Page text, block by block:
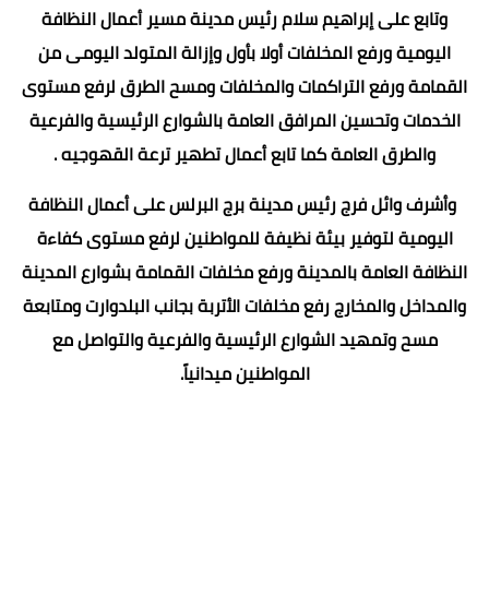
وتابع على إبراهيم سلام رئيس مدينة مسير أعمال النظافة
اليومية ورفع المخلفات أولا بأول وإزالة المتولد اليومى من
القمامة ورفع التراكمات والمخلفات ومسح الطرق لرفع مستوى
الخدمات وتحسين المرافق العامة بالشوارع الرئيسية والفرعية
والطرق العامة كما تابع أعمال تطهير ترعة القهوجيه .
وأشرف وائل فرج رئيس مدينة برج البرلس على أعمال النظافة
اليومية لتوفير بيئة نظيفة للمواطنين لرفع مستوى كفاءة
النظافة العامة بالمدينة ورفع مخلفات القمامة بشوارع المدينة
والمداخل والمخارج رفع مخلفات الأتربة بجانب البلدوارت ومتابعة
مسح وتمهيد الشوارع الرئيسية والفرعية والتواصل مع
المواطنين ميدانياً.